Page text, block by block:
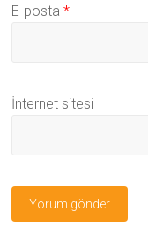
E-posta*
İnternet sitesi